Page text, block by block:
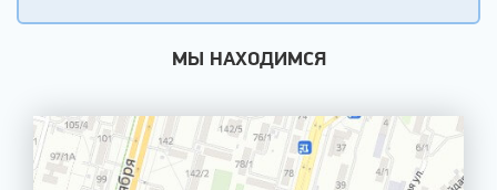
МЫ НАХОДИМСЯ